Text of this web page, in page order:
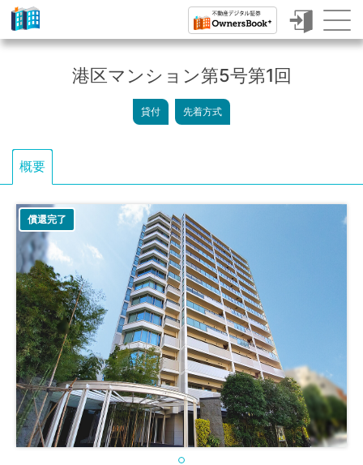
ク
フ
ァ
ン
デ
ィ
ン
グ
で
不
動
産
投
港区マンション第5号第1回
貸付 先着方式
概要
償還完了